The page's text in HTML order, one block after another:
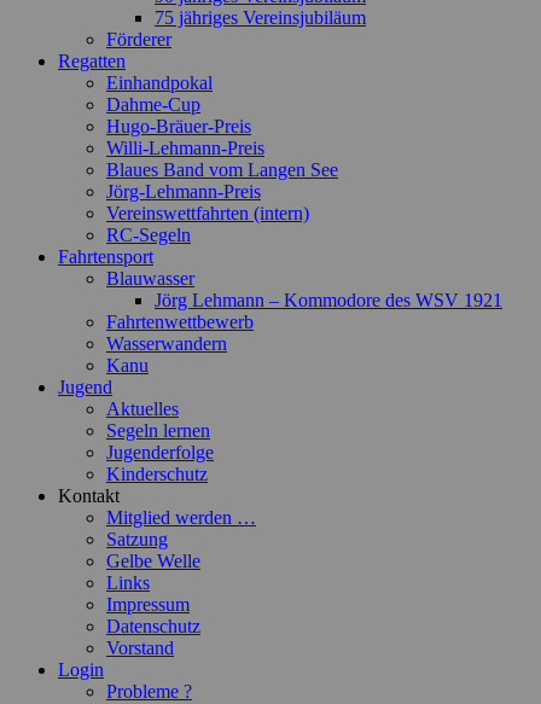
75 jähriges Vereinsjubiläum
Förderer
Regatten
Einhandpokal
Dahme-Cup
Hugo-Bräuer-Preis
Willi-Lehmann-Preis
Blaues Band vom Langen See
Jörg-Lehmann-Preis
Vereinswettfahrten (intern)
RC-Segeln
Fahrtensport
Blauwasser
Jörg Lehmann – Kommodore des WSV 1921
Fahrtenwettbewerb
Wasserwandern
Kanu
Jugend
Aktuelles
Segeln lernen
Jugenderfolge
Kinderschutz
Kontakt
Mitglied werden …
Satzung
Gelbe Welle
Links
Impressum
Datenschutz
Vorstand
Login
Probleme ?